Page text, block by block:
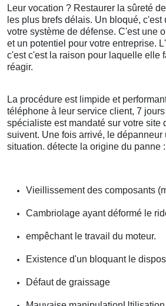
Leur vocation ? Restaurer la sûreté
les plus brefs délais. Un bloqué,
votre système de défense. C'est une
et un potentiel pour votre entreprise.
c'est c'est la raison pour laquelle elle
réagir.
La procédure est limpide et
téléphone à leur service client, 7 jours
spécialiste est mandaté sur votre site
suivent. Une fois arrivé, le dépanneur
situation. détecte la origine du panne :
Vieillissement des composants
Cambriolage ayant déformé le
empêchant le travail du moteur.
Existence d'un bloquant le
Défaut de graissage